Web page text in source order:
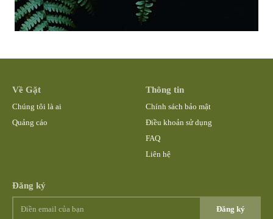
Về Gặt
Chúng tôi là ai
Quảng cáo
Thông tin
Chính sách bảo mật
Điều khoản sử dụng
FAQ
Liên hệ
Đăng ký
Đăng ký